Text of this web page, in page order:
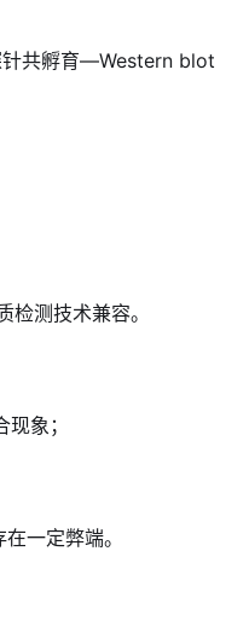
共孵育—Western blot
测技术兼容。
象；
在一定弊端。